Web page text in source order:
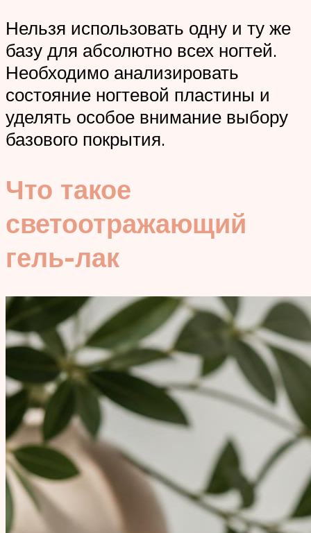
Нельзя использовать одну и ту же
базу для абсолютно всех ногтей.
Необходимо анализировать
состояние ногтевой пластины и
уделять особое внимание выбору
базового покрытия.
Что такое
светоотражающий
гель-лак